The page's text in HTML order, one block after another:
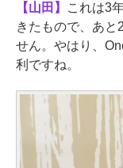
【山田】
これは3
きたもので、あと
せん。やはり、
利ですね。